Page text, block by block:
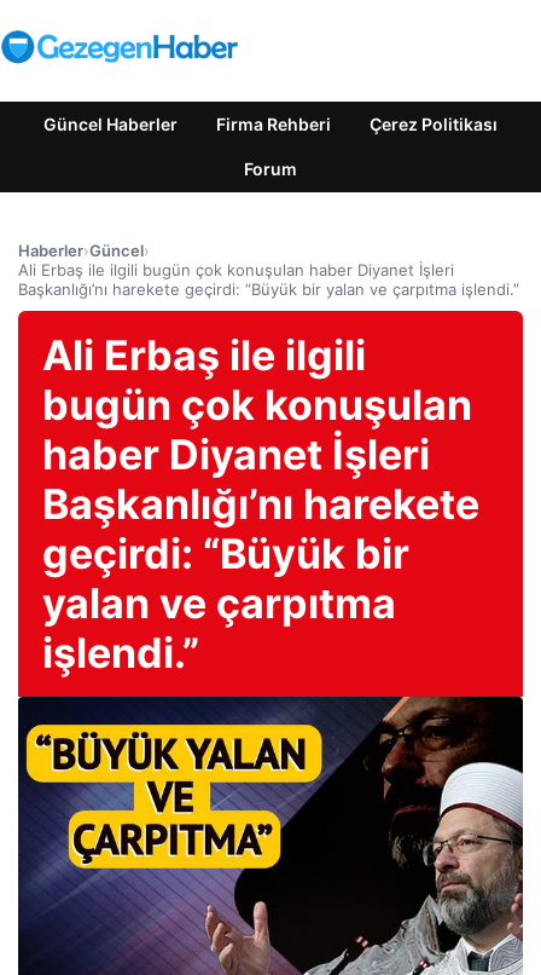
Güncel Haberler Firma Rehberi Çerez Politikası
Forum
Haberler›Güncel›
Ali Erbaş ile ilgili bugün çok konuşulan haber Diyanet İşleri
Başkanlığı’nı harekete geçirdi: “Büyük bir yalan ve çarpıtma işlendi.”
Ali Erbaş ile ilgili
bugün çok konuşulan
haber Diyanet İşleri
Başkanlığı’nı harekete
geçirdi: “Büyük bir
yalan ve çarpıtma
işlendi.”